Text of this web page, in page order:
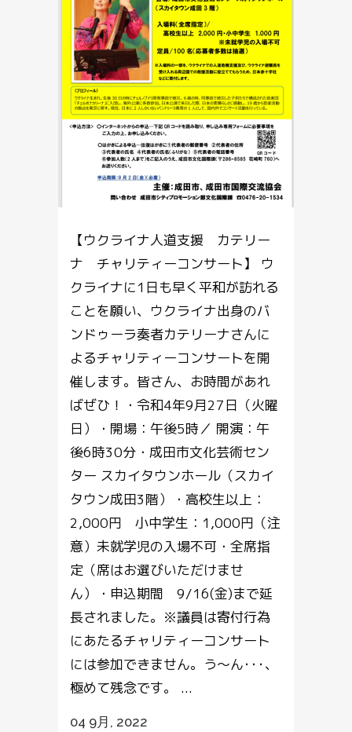
【ウクライナ人道支援 カテリー
ナ チャリティーコンサート】 ウ
クライナに1日も早く平和が訪れる
ことを願い、ウクライナ出身のバ
ンドゥーラ奏者カテリーナさんに
よるチャリティーコンサートを開
催します。皆さん、お時間があれ
ばぜひ！・令和4年9月27日（火曜
日）・開場：午後5時／ 開演：午
後6時30分・成田市文化芸術セン
ター スカイタウンホール（スカイ
タウン成田3階）・高校生以上：
2,000円 小中学生：1,000円（注
意）未就学児の入場不可・全席指
定（席はお選びいただけませ
ん）・申込期間 9/16(金)まで延
長されました。※議員は寄付行為
にあたるチャリティーコンサート
には参加できません。う～ん･･･、
極めて残念です。 ...
04 9月, 2022